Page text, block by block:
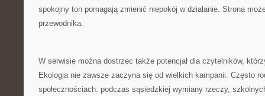
spokojny ton pomagają zmienić niepokój w działanie. Strona
przewodnika.
W serwisie można dostrzec także potencjał dla czytelników,
Ekologia nie zawsze zaczyna się od wielkich kampanii. Często
społecznościach: podczas sąsiedzkiej wymiany rzeczy,